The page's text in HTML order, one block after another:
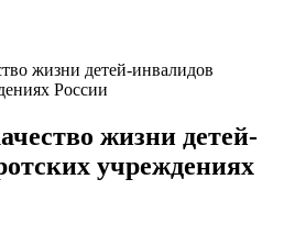
жизни детей-инвалидов
России
жизни детей-
учреждениях